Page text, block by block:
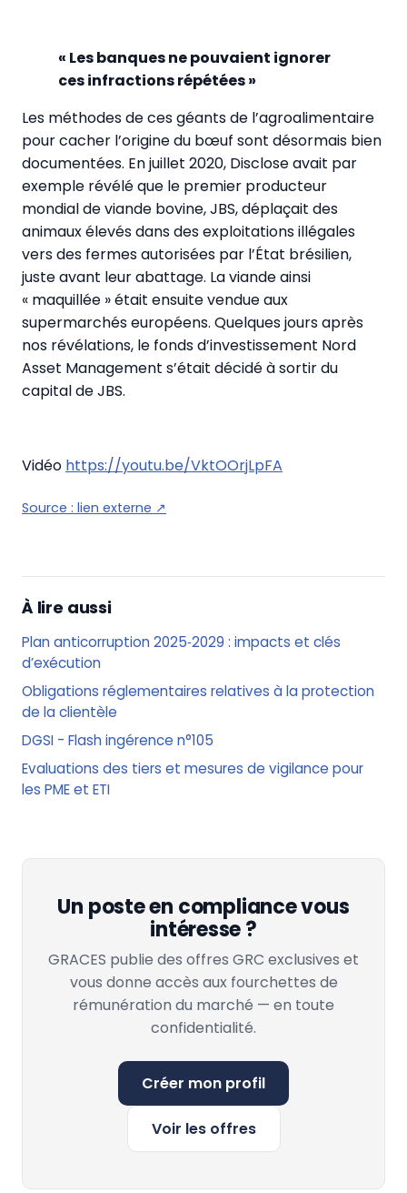
« Les banques ne pouvaient ignorer
ces infractions répétées »
Les méthodes de ces géants de l’agroalimentaire
pour cacher l’origine du bœuf sont désormais bien
documentées. En juillet 2020, Disclose avait par
exemple révélé que le premier producteur
mondial de viande bovine, JBS, déplaçait des
animaux élevés dans des exploitations illégales
vers des fermes autorisées par l’État brésilien,
juste avant leur abattage. La viande ainsi
« maquillée » était ensuite vendue aux
supermarchés européens. Quelques jours après
nos révélations, le fonds d’investissement Nord
Asset Management s’était décidé à sortir du
capital de JBS.
Vidéo https://youtu.be/VktOOrjLpFA
Source : lien externe ↗
À lire aussi
Plan anticorruption 2025‑2029 : impacts et clés
d’exécution
Obligations réglementaires relatives à la protection
de la clientèle
DGSI - Flash ingérence n°105
Evaluations des tiers et mesures de vigilance pour
les PME et ETI
Un poste en compliance vous
intéresse ?
GRACES publie des offres GRC exclusives et
vous donne accès aux fourchettes de
rémunération du marché — en toute
confidentialité.
Créer mon profil
Voir les offres